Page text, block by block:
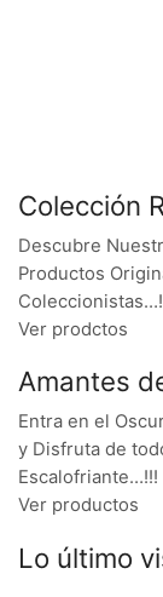
Colección
Descubre
Productos
Ver prodctos
Amantes
Entra en el
y Disfruta de
Escalofriante…!!!
Ver productos
Lo último